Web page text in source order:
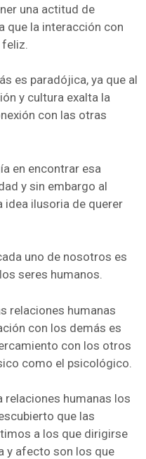
una actitud de
que la interacción con
es paradójica, ya que al
y cultura exalta la
con las otras
en encontrar esa
y sin embargo al
ilusoria de querer
uno de nosotros es
seres humanos.
relaciones humanas
con los demás es
con los otros
como el psicológico.
relaciones humanas los
que las
a los que dirigirse
y afecto son los que